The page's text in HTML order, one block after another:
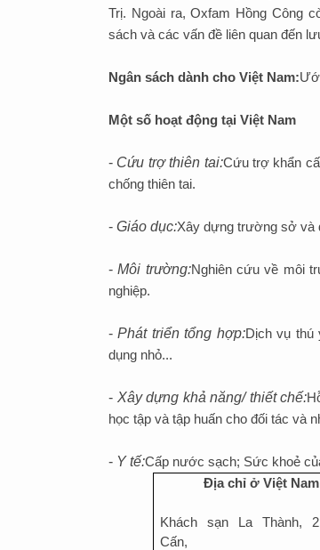
Trị. Ngoài ra, Oxfam Hồng Công
sách và các vấn đề liên quan đến
Ngân sách dành cho Việt Nam:
Một số hoạt động tại Việt Nam
- Cứu trợ thiên tai:Cứu trợ khẩn
chống thiên tai.
- Giáo dục:Xây dựng trường sở và
-Môi trường:Nghiên cứu về môi
nghiệp.
-Phát triển tổng hợp:Dịch vụ thú
dụng nhỏ...
- Xây dựng khả năng/ thiết chế:
học tập và tập huấn cho đối tác và
- Y tế:Cấp nước sạch; Sức khoẻ
Địa chỉ ở Việt Nam
Khách sạn La Thành,
Cấn,